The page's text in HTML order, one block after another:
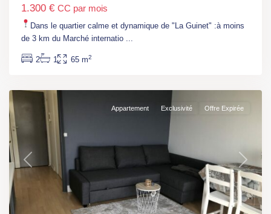
1.300 € CC par mois
Dans le quartier calme et dynamique de "La Guinet" :à moins
de 3 km du Marché internatio ...
2 1 65 m2
4,
5,
7),
Paris
Previous Next
Appartement Exclusivité Offre Expirée